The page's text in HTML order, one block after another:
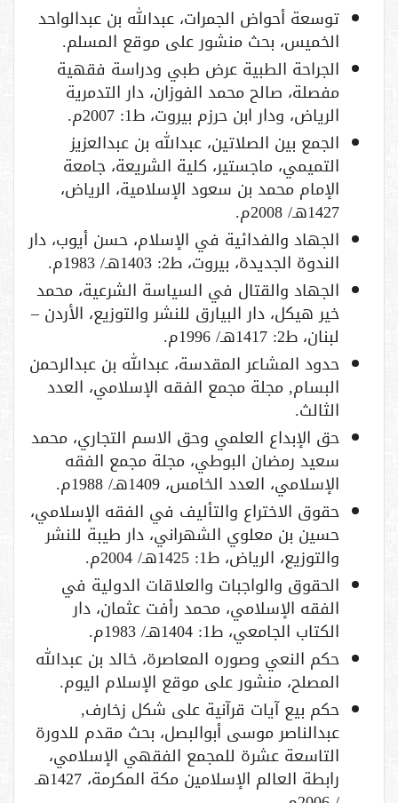
توسعة أحواض الجمرات، عبدالله بن عبدالواحد
الخميس، بحث منشور على موقع المسلم.
الجراحة الطبية عرض طبي ودراسة فقهية
مفصلة، صالح محمد الفوزان، دار التدمرية
الرياض، ودار ابن حرزم بيروت، ط1: 2007م.
الجمع بين الصلاتين، عبدالله بن عبدالعزيز
التميمي، ماجستير، كلية الشريعة، جامعة
الإمام محمد بن سعود الإسلامية، الرياض،
1427هـ/ 2008م.
الجهاد والفدائية في الإسلام، حسن أيوب، دار
الندوة الجديدة، بيروت، ط2: 1403هـ/ 1983م.
الجهاد والقتال في السياسة الشرعية، محمد
خير هيكل، دار البيارق للنشر والتوزيع، الأردن –
لبنان، ط2: 1417هـ/ 1996م.
حدود المشاعر المقدسة، عبدالله بن عبدالرحمن
البسام, مجلة مجمع الفقه الإسلامي، العدد
الثالث.
حق الإبداع العلمي وحق الاسم التجاري، محمد
سعيد رمضان البوطي، مجلة مجمع الفقه
الإسلامي، العدد الخامس، 1409هـ/ 1988م.
حقوق الاختراع والتأليف في الفقه الإسلامي،
حسين بن معلوي الشهراني، دار طيبة للنشر
والتوزيع، الرياض، ط1: 1425هـ/ 2004م.
الحقوق والواجبات والعلاقات الدولية في
الفقه الإسلامي، محمد رأفت عثمان، دار
الكتاب الجامعي، ط1: 1404هـ/ 1983م.
حكم النعي وصوره المعاصرة، خالد بن عبدالله
المصلح، منشور على موقع الإسلام اليوم.
حكم بيع آيات قرآنية على شكل زخارف,
عبدالناصر موسى أبوالبصل، بحث مقدم للدورة
التاسعة عشرة للمجمع الفقهي الإسلامي،
رابطة العالم الإسلامين مكة المكرمة، 1427هـ